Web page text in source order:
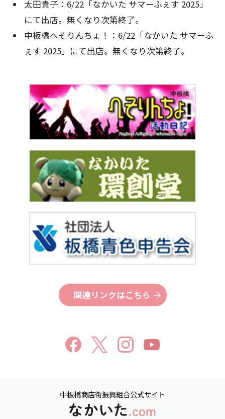
太田貴子：6/22「なかいた サマーふぇす 2025」
にて出店。無くなり次第終了。
中板橋へそりんちょ！：6/22「なかいた サマーふ
ぇす 2025」にて出店。無くなり次第終了。
関連リンクはこちら
中板橋商店街振興組合公式サイト